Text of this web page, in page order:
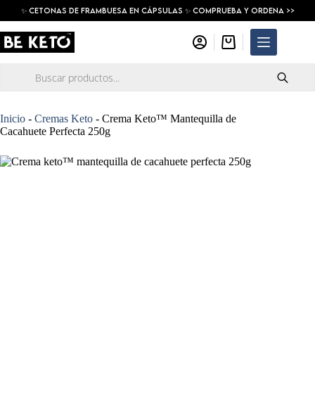
contenido
✨ Cetonas De Frambuesa En Cápsulas ✨ COMPRUEBA Y ORDENA >>
Carro
de
Inicio - Cremas Keto - Crema Keto™ Mantequilla de
Cacahuete Perfecta 250g